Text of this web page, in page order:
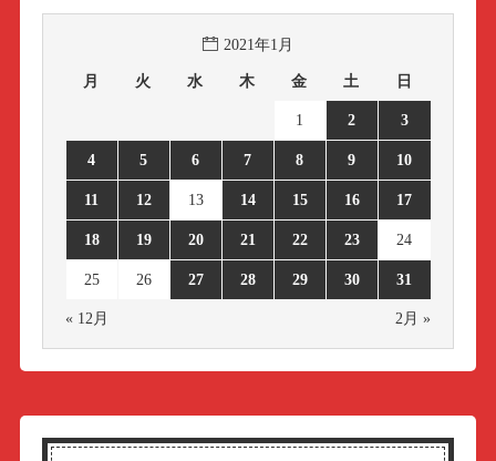
2021年1月
月 火 水 木 金 土 日
1 2 3
4 5 6 7 8 9 10
11 12 13 14 15 16 17
18 19 20 21 22 23 24
25 26 27 28 29 30 31
« 12月 2月 »